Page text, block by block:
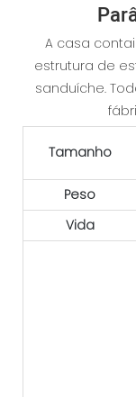
A casa
estrutura de
sanduíche.
Tamanho
Peso
Vida